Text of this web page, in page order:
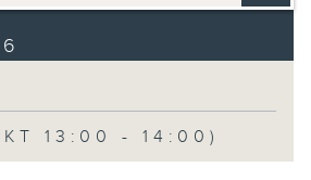
13:00 - 14:00)